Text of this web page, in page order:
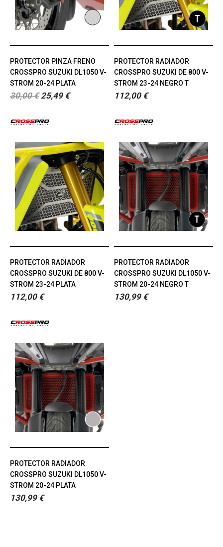
PROTECTOR PINZA FRENO
CROSSPRO SUZUKI DL1050 V-
STROM 20-24 PLATA
30,00 € 25,49 €
PROTECTOR RADIADOR
CROSSPRO SUZUKI DE 800 V-
STROM 23-24 NEGRO T
112,00 €
PROTECTOR RADIADOR
CROSSPRO SUZUKI DE 800 V-
STROM 23-24 PLATA
112,00 €
PROTECTOR RADIADOR
CROSSPRO SUZUKI DL1050 V-
STROM 20-24 NEGRO T
130,99 €
PROTECTOR RADIADOR
CROSSPRO SUZUKI DL1050 V-
STROM 20-24 PLATA
130,99 €